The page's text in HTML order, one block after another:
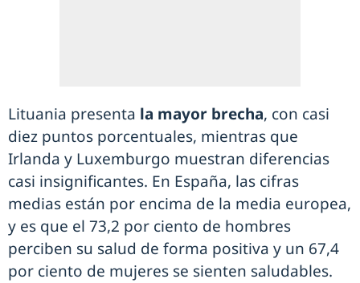
Lituania presenta la mayor brecha, con casi
diez puntos porcentuales, mientras que
Irlanda y Luxemburgo muestran diferencias
casi insignificantes. En España, las cifras
medias están por encima de la media europea,
y es que el 73,2 por ciento de hombres
perciben su salud de forma positiva y un 67,4
por ciento de mujeres se sienten saludables.